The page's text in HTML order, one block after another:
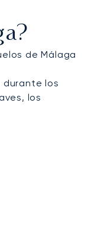
de Málaga
durante los
los